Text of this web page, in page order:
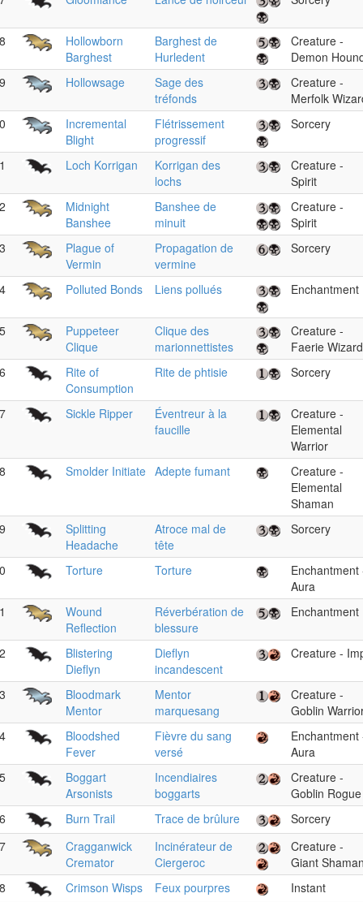
Hollowborn
Barghest
Barghest de
Hurledent
Creature -
Demon
Hollowsage
Sage des
tréfonds
Creature -
Merfolk
Incremental
Blight
Flétrissement
progressif
Sorcery
Loch Korrigan
Korrigan des
lochs
Creature -
Spirit
Midnight
Banshee
Banshee de
minuit
Creature -
Spirit
Plague of
Vermin
Propagation de
vermine
Sorcery
Polluted Bonds Liens pollués Enchantment
Puppeteer
Clique
Clique des
marionnettistes
Creature -
Faerie Wizard
Rite of
Consumption
Rite de phtisie Sorcery
Sickle Ripper
Éventreur à la
faucille
Creature -
Elemental
Warrior
Smolder Initiate Adepte fumant
Creature -
Elemental
Shaman
Splitting
Headache
Atroce mal de
tête
Sorcery
Torture Torture
Enchantment
Aura
Wound
Reflection
Réverbération de
blessure
Enchantment
Blistering
Dieflyn
Dieflyn
incandescent
Creature -
Bloodmark
Mentor
Mentor
marquesang
Creature -
Goblin
Bloodshed
Fever
Fièvre du sang
versé
Enchantment
Aura
Boggart
Arsonists
Incendiaires
boggarts
Creature -
Goblin Rogue
Burn Trail Trace de brûlure
Sorcery
Cragganwick
Cremator
Incinérateur de
Ciergeroc
Creature -
Giant
Crimson Wisps Feux pourpres
Instant